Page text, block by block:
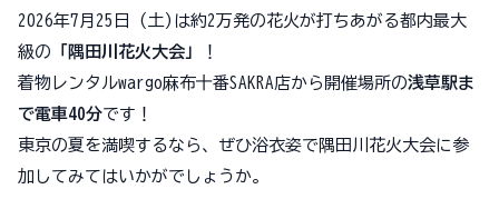
2026年7月25日 (土)は約2万発の花火が打ちあがる都内最大
級の 「隅田川花火大会」
！
着物レンタルwargo麻布十番SAKRA店から開催場所の浅草駅ま
で電車40分です！
東京の夏を満喫するなら、ぜひ浴衣姿で隅田川花火大会に参
加してみてはいかがでしょうか。